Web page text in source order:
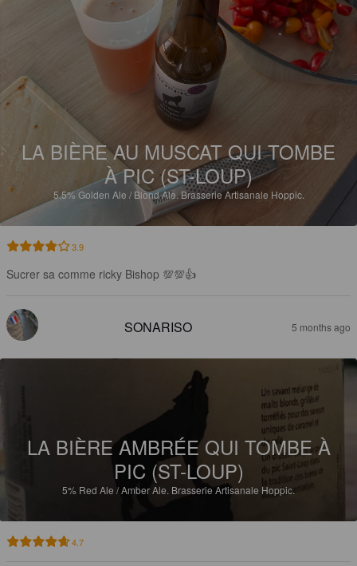
LA BIÈRE AU MUSCAT QUI TOMBE
À PIC (ST-LOUP)
5.5%Golden Ale / Blond Ale.Brasserie Artisanale Hoppic.
3.9
Sucrer sa comme ricky Bishop 💯💯👍
SONARISO 5 months ago
LA BIÈRE AMBRÉE QUI TOMBE À
PIC (ST-LOUP)
5% Red Ale / Amber Ale. Brasserie Artisanale Hoppic.
4.7